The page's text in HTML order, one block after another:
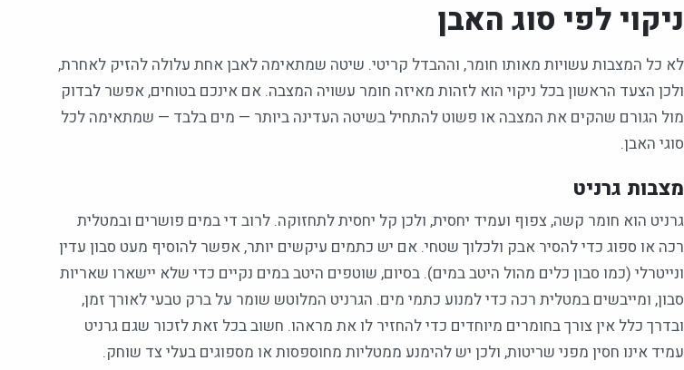
ניקוי לפי סוג האבן
לא כל המצבות עשויות מאותו חומר, וההבדל קריטי. שיטה שמתאימה לאבן אחת עלולה להזיק לאחרת,
ולכן הצעד הראשון בכל ניקוי הוא לזהות מאיזה חומר עשויה המצבה. אם אינכם בטוחים, אפשר לבדוק
מול הגורם שהקים את המצבה או פשוט להתחיל בשיטה העדינה ביותר — מים בלבד — שמתאימה לכל
סוגי האבן.
מצבות גרניט
גרניט הוא חומר קשה, צפוף ועמיד יחסית, ולכן קל יחסית לתחזוקה. לרוב די במים פושרים ובמטלית
רכה או ספוג כדי להסיר אבק ולכלוך שטחי. אם יש כתמים עיקשים יותר, אפשר להוסיף מעט סבון עדין
ונייטרלי (כמו סבון כלים מהול היטב במים). בסיום, שוטפים היטב במים נקיים כדי שלא יישארו שאריות
סבון, ומייבשים במטלית רכה כדי למנוע כתמי מים. הגרניט המלוטש שומר על ברק טבעי לאורך זמן,
ובדרך כלל אין צורך בחומרים מיוחדים כדי להחזיר לו את מראהו. חשוב בכל זאת לזכור שגם גרניט
עמיד אינו חסין מפני שריטות, ולכן יש להימנע ממטליות מחוספסות או מספוגים בעלי צד שוחק.